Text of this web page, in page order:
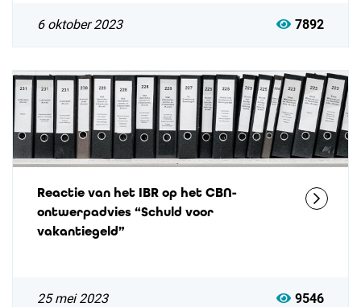
6 oktober 2023 7892
Reactie van het IBR op het CBN-
ontwerpadvies “Schuld voor
vakantiegeld”
25 mei 2023 9546